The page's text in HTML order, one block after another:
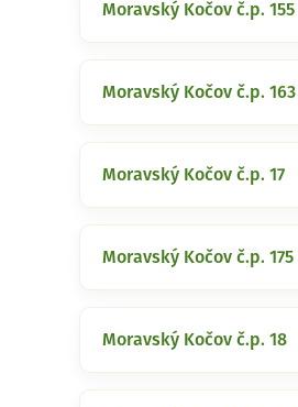
Moravský Kočov č.p. 155
Moravský Kočov č.p. 163
Moravský Kočov č.p. 17
Moravský Kočov č.p. 175
Moravský Kočov č.p. 18